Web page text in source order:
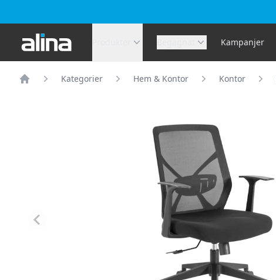
Alina.se Kampanjer
Kategorier Hem & Kontor Kontor